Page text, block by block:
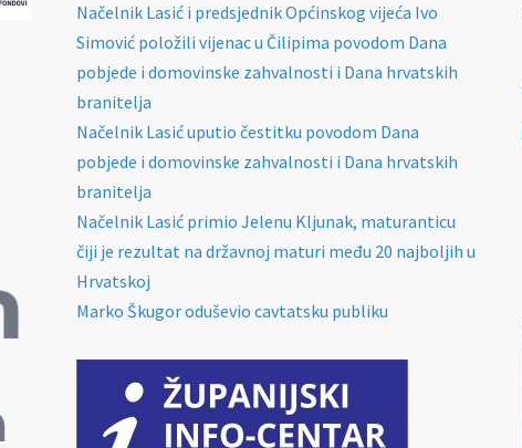
Načelnik Lasić i predsjednik Općinskog vijeća Ivo
Simović položili vijenac u Čilipima povodom Dana
pobjede i domovinske zahvalnosti i Dana hrvatskih
branitelja
Načelnik Lasić uputio čestitku povodom Dana
pobjede i domovinske zahvalnosti i Dana hrvatskih
branitelja
Načelnik Lasić primio Jelenu Kljunak, maturanticu
čiji je rezultat na državnoj maturi među 20 najboljih u
Hrvatskoj
Marko Škugor oduševio cavtatsku publiku